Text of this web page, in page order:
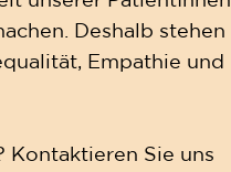
Deshalb stehen
Empathie und
Kontaktieren Sie uns